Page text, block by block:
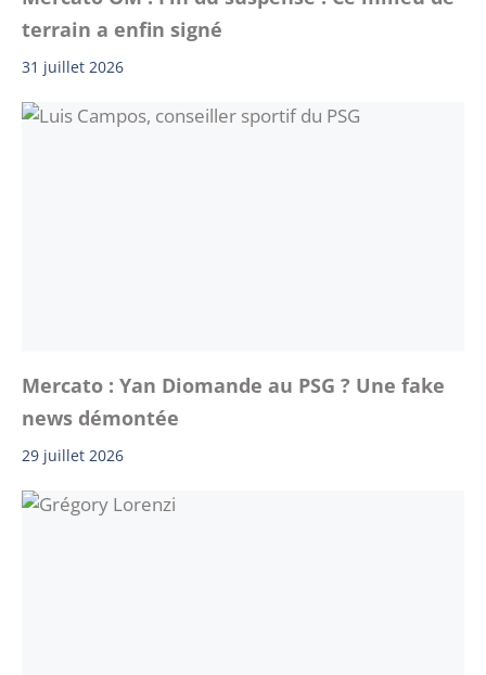
terrain a enfin signé
31 juillet 2026
Mercato : Yan Diomande au PSG ? Une fake
news démontée
29 juillet 2026